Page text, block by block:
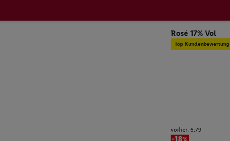
Rosé 17% Vol
Top
vorher: 6.79
-18%